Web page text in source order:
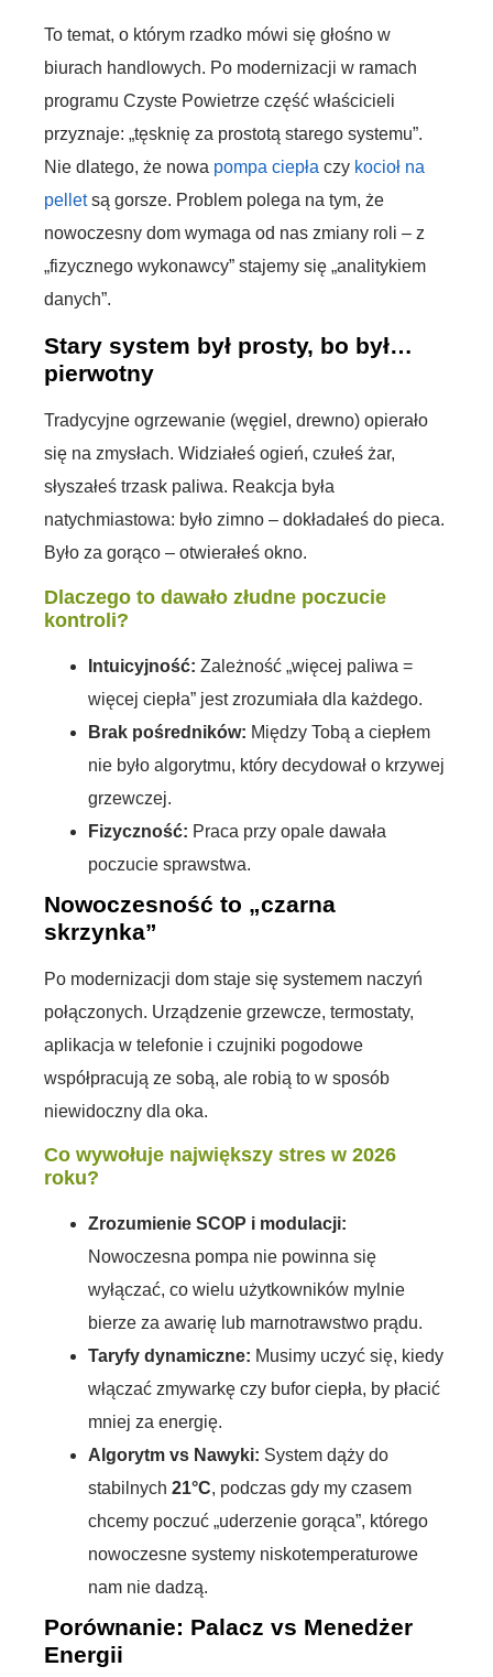
To temat, o którym rzadko mówi się głośno w
biurach handlowych. Po modernizacji w ramach
programu Czyste Powietrze część właścicieli
przyznaje: „tęsknię za prostotą starego systemu”.
Nie dlatego, że nowa pompa ciepła czy kocioł na
pelletsą gorsze. Problem polega na tym, że
nowoczesny dom wymaga od nas zmiany roli – z
„fizycznego wykonawcy” stajemy się „analitykiem
danych”.
Stary system był prosty, bo był…
pierwotny
Tradycyjne ogrzewanie (węgiel, drewno) opierało
się na zmysłach. Widziałeś ogień, czułeś żar,
słyszałeś trzask paliwa. Reakcja była
natychmiastowa: było zimno – dokładałeś do pieca.
Było za gorąco – otwierałeś okno.
Dlaczego to dawało złudne poczucie
kontroli?
Intuicyjność: Zależność „więcej paliwa =
więcej ciepła” jest zrozumiała dla każdego.
Brak pośredników: Między Tobą a ciepłem
nie było algorytmu, który decydował o krzywej
grzewczej.
Fizyczność: Praca przy opale dawała
poczucie sprawstwa.
Nowoczesność to „czarna
skrzynka”
Po modernizacji dom staje się systemem naczyń
połączonych. Urządzenie grzewcze, termostaty,
aplikacja w telefonie i czujniki pogodowe
współpracują ze sobą, ale robią to w sposób
niewidoczny dla oka.
Co wywołuje największy stres w 2026
roku?
Zrozumienie SCOP i modulacji:
Nowoczesna pompa nie powinna się
wyłączać, co wielu użytkowników mylnie
bierze za awarię lub marnotrawstwo prądu.
Taryfy dynamiczne: Musimy uczyć się, kiedy
włączać zmywarkę czy bufor ciepła, by płacić
mniej za energię.
Algorytm vs Nawyki: System dąży do
stabilnych 21°C, podczas gdy my czasem
chcemy poczuć „uderzenie gorąca”, którego
nowoczesne systemy niskotemperaturowe
nam nie dadzą.
Porównanie: Palacz vs Menedżer
Energii